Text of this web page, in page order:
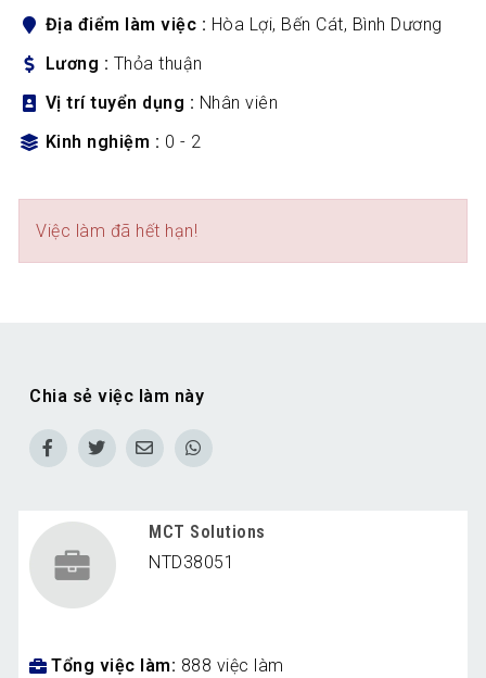
Địa điểm làm việc
Hòa Lợi, Bến Cát, Bình Dương
Lương
Thỏa thuận
Vị trí tuyển dụng
Nhân viên
Kinh nghiệm
0 - 2
Việc làm đã hết hạn!
Chia sẻ việc làm này
MCT Solutions
NTD38051
Tổng việc làm
888 việc làm